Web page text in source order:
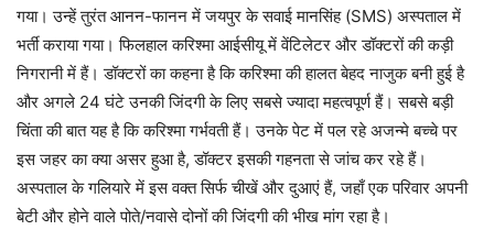
गया। उन्हें तुरंत आनन-फानन में जयपुर के सवाई मानसिंह (SMS) अस्पताल में
भर्ती कराया गया। फिलहाल करिश्मा आईसीयू में वेंटिलेटर और डॉक्टरों की कड़ी
निगरानी में हैं। डॉक्टरों का कहना है कि करिश्मा की हालत बेहद नाजुक बनी हुई है
और अगले 24 घंटे उनकी जिंदगी के लिए सबसे ज्यादा महत्वपूर्ण हैं। सबसे बड़ी
चिंता की बात यह है कि करिश्मा गर्भवती हैं। उनके पेट में पल रहे अजन्मे बच्चे पर
इस जहर का क्या असर हुआ है, डॉक्टर इसकी गहनता से जांच कर रहे हैं।
अस्पताल के गलियारे में इस वक्त सिर्फ चीखें और दुआएं हैं, जहाँ एक परिवार अपनी
बेटी और होने वाले पोते/नवासे दोनों की जिंदगी की भीख मांग रहा है।